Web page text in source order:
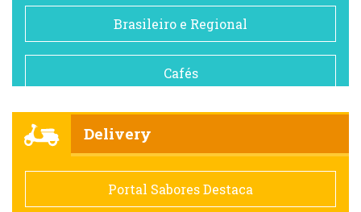
Brasileiro e Regional
Cafés
Comida saudável
Delivery
Portal Sabores Destaca